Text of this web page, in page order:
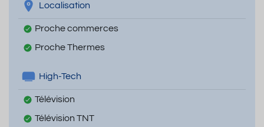
Localisation
Proche commerces
Proche Thermes
High-Tech
Télévision
Télévision TNT